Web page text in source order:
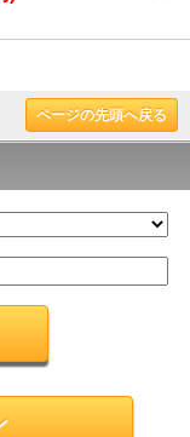
ページの先頭へ戻る